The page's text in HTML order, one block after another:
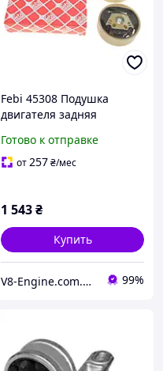
Febi 45308 Подушка
двигателя задняя
Passat B7, Touran, Golf
Plus V, Golf VI
Готово к отправке
от257₴/мес
1 543₴
Купить
V8-Engine.com.ua Авто-расходники 99%